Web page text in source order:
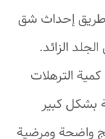
طريق إحداث شق
الزائد.
الترهلات
بشكل كبير
واضحة ومرضية